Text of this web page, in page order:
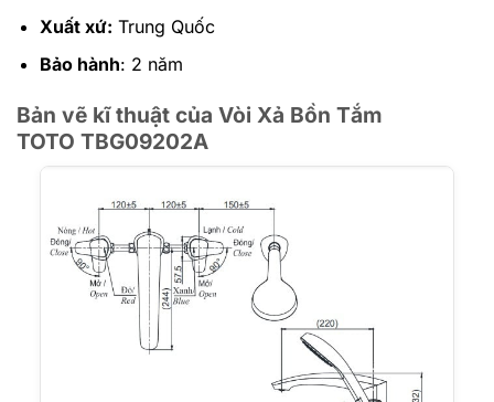
Xuất xứ: Trung Quốc
Bảo hành: 2 năm
Bản vẽ kĩ thuật của Vòi Xả Bồn Tắm
TOTO TBG09202A